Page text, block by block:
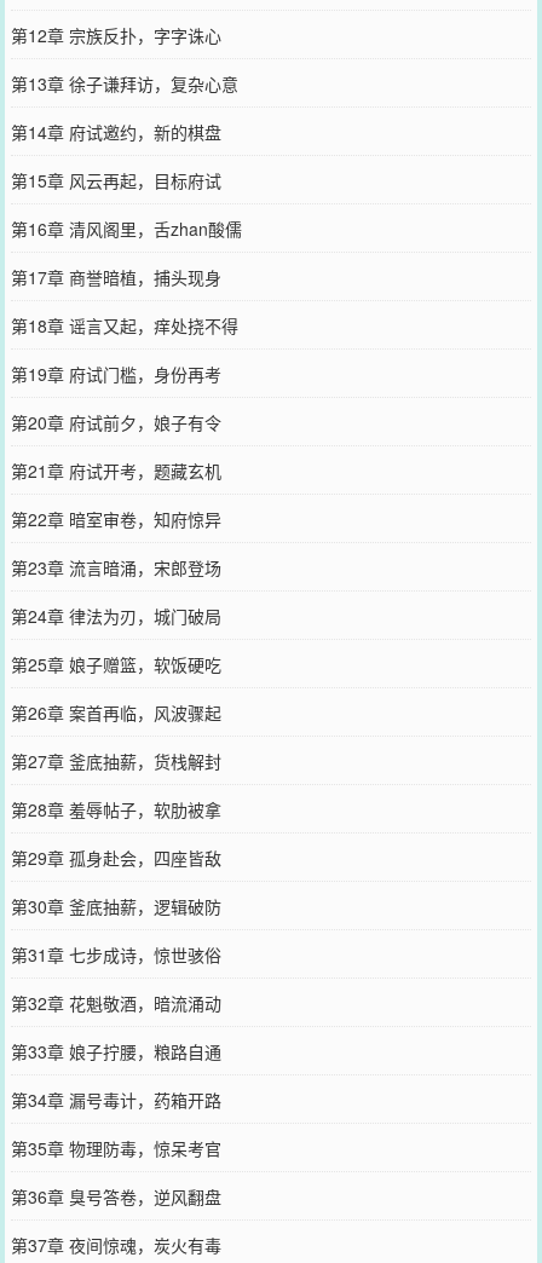
第12章 宗族反扑，字字诛心
第13章 徐子谦拜访，复杂心意
第14章 府试邀约，新的棋盘
第15章 风云再起，目标府试
第16章 清风阁里，舌zhan酸儒
第17章 商誉暗植，捕头现身
第18章 谣言又起，痒处挠不得
第19章 府试门槛，身份再考
第20章 府试前夕，娘子有令
第21章 府试开考，题藏玄机
第22章 暗室审卷，知府惊异
第23章 流言暗涌，宋郎登场
第24章 律法为刃，城门破局
第25章 娘子赠篮，软饭硬吃
第26章 案首再临，风波骤起
第27章 釜底抽薪，货栈解封
第28章 羞辱帖子，软肋被拿
第29章 孤身赴会，四座皆敌
第30章 釜底抽薪，逻辑破防
第31章 七步成诗，惊世骇俗
第32章 花魁敬酒，暗流涌动
第33章 娘子拧腰，粮路自通
第34章 漏号毒计，药箱开路
第35章 物理防毒，惊呆考官
第36章 臭号答卷，逆风翻盘
第37章 夜间惊魂，炭火有毒